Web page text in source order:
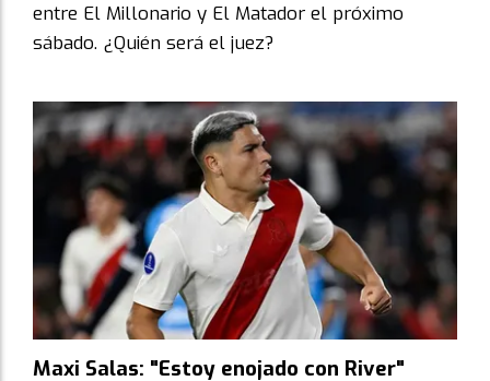
entre El Millonario y El Matador el próximo
sábado. ¿Quién será el juez?
Maxi Salas: "Estoy enojado con River"